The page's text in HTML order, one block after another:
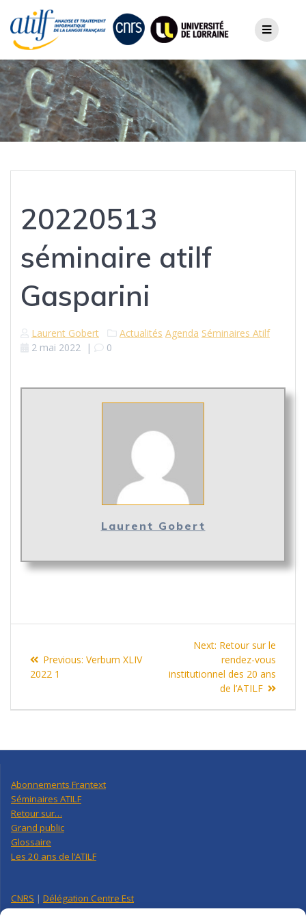
content
20220513
séminaire atilf
Gasparini
Laurent Gobert Actualités Agenda Séminaires Atilf
2 mai 2022 | 0
Laurent Gobert
de
Previous: Previous
Verbum XLIV
2022 1
Next: Next
post:
Retour sur le
rendez-vous
institutionnel des 20 ans
de l’ATILF
Abonnements Frantext
Séminaires ATILF
Retour sur…
Grand public
Glossaire
Les 20 ans de l’ATILF
CNRS | Délégation Centre Est
Université de Lorraine